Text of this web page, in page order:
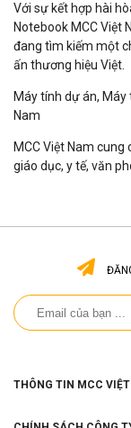
Với sự kết hợp hài
Notebook MCC Việt
đang tìm kiếm một
ấn thương hiệu Việt.
Máy tính dự án, Máy
Nam
MCC Việt Nam
giáo dục, y tế, văn
THÔNG TIN MCC